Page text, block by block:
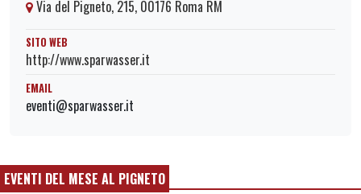
Via del Pigneto, 215, 00176 Roma RM
SITO WEB
http://www.sparwasser.it
EMAIL
eventi@sparwasser.it
EVENTI DEL MESE AL PIGNETO